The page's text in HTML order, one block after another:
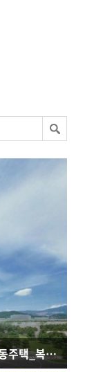
청주산업단지 재생지구 상업시설용지(C1) 공동주택_복대동